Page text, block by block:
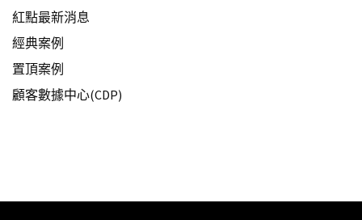
紅點最新消息
經典案例
置頂案例
顧客數據中心(CDP)